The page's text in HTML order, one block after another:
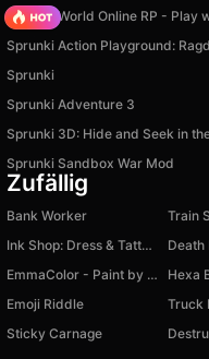
Sprunki
Sprunki Adventure 3
Sprunki 3D: Hide and Seek in
Sprunki Sandbox War Mod
Zufällig
Bank Worker Train
Ink Shop: Dress & Tattoo Games
EmmaColor - Paint by Numbers
Hexa
Emoji Riddle
Sticky Carnage